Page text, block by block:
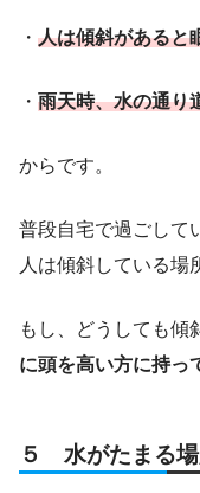
・ 人は傾斜があると
・ 雨天時、水の通り
からです。
普段自宅で過ごして
人は傾斜している場
もし、どうしても傾
に頭を高い方に持っ
５ 水がたまる